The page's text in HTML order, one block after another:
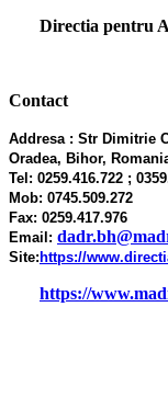
Directia pentru
Contact
Addresa : Str Dimitrie
Oradea, Bihor,
Tel: 0259.416.722 ;
Mob: 0745.509.272
Fax: 0259.417.976
Email:
Site: https://
https://